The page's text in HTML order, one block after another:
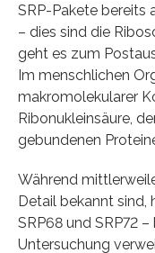
SRP-Pakete bereits
– dies sind die
geht es zum
Im menschlichen
makromolekularer
Ribonukleinsäure,
gebundenen
Während
Detail bekannt sind,
SRP68 und SRP72
Untersuchung